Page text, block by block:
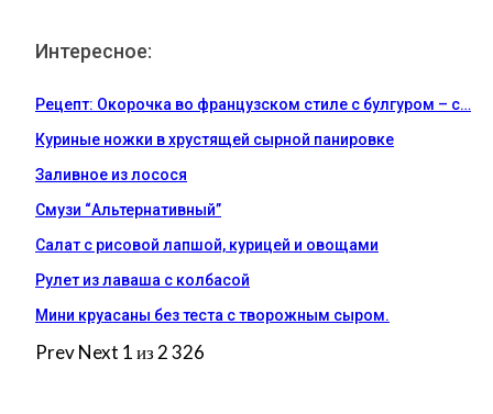
Интересное:
Рецепт: Окорочка во французском стиле с булгуром – с…
Куриные ножки в хрустящей сырной панировке
Заливное из лосося
Смузи “Альтернативный”
Салат с рисовой лапшой, курицей и овощами
Рулет из лаваша с колбасой
Мини круасаны без теста с творожным сыром.
PrevNext 1 из 2 326